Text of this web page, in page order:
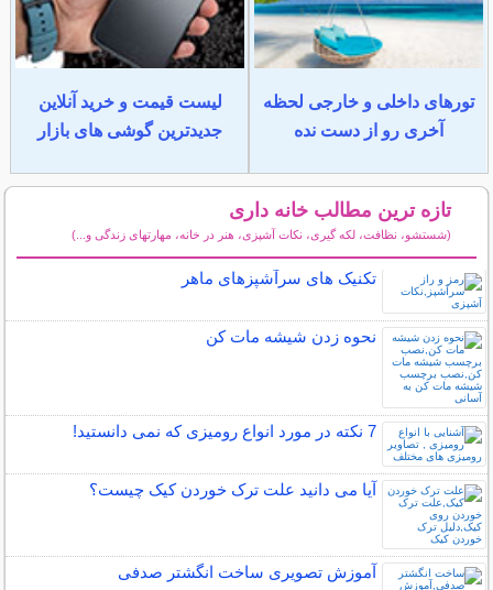
تورهای داخلی و خارجی لحظه
آخری رو از دست نده
لیست قیمت و خرید آنلاین
جدیدترین گوشی های بازار
تازه ترین مطالب خانه داری
(شستشو، نظافت، لکه گیری، نکات آشپزی، هنر در خانه، مهارتهای زندگی و...)
تکنیک های سرآشپزهای ماهر
نحوه زدن شیشه مات کن
7 نکته در مورد انواع رومیزی که نمی دانستید!
آیا می دانید علت ترک خوردن کیک چیست؟
آموزش تصویری ساخت انگشتر صدفی